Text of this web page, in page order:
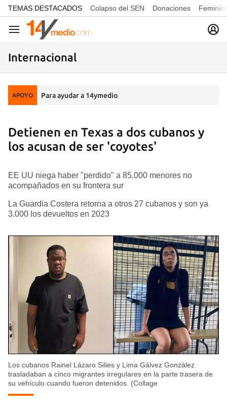
common.go-to-content
TEMAS DESTACADOS Colapso del SEN Donaciones
Navegación
Internacional
APOYO Para ayudar a 14ymedio
Detienen en Texas a dos cubanos y
los acusan de ser 'coyotes'
EE UU niega haber "perdido" a 85.000 menores no
acompañados en su frontera sur
La Guardia Costera retorna a otros 27 cubanos y son ya
3.000 los devueltos en 2023
Los cubanos Rainel Lázaro Silies y Lima Gálvez González
trasladaban a cinco migrantes irregulares en la parte trasera de
su vehículo cuando fueron detenidos. (Collage